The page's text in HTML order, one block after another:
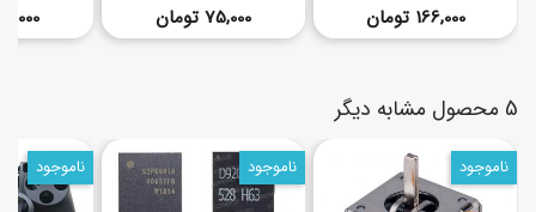
قیمت 166,000 تومان قیمت 75,000 تومان 85,000
5 محصول مشابه دیگر
ناموجود ناموجود ناموجود